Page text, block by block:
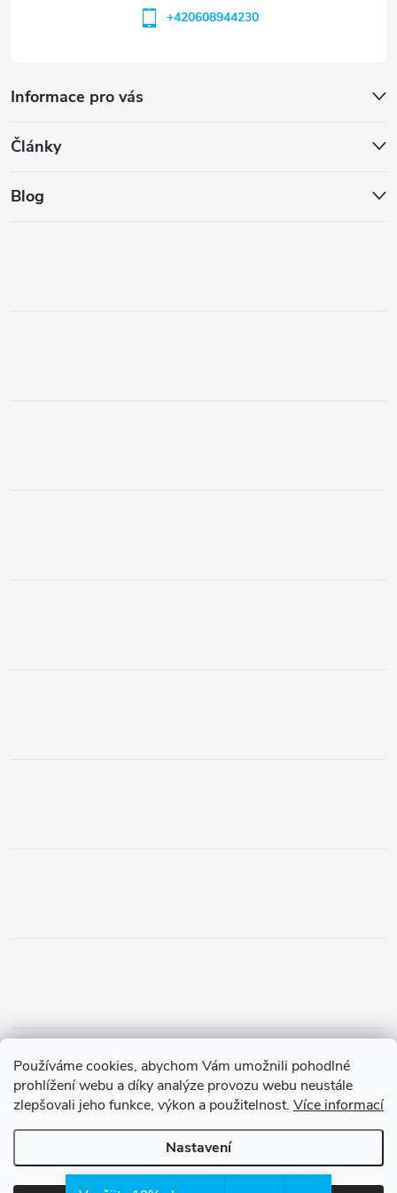
Používáme cookies, abychom Vám umožnili pohodlné
prohlížení webu a díky analýze provozu webu neustále
zlepšovali jeho funkce, výkon a použitelnost. Více informací
Nastavení
Informace pro vás
Články
Blog
+420608944230
Zásady ochrany osobních údajů
Doprava a platba Tříletá záruka
Copyright 2026 . Všechna práva vyhrazena.